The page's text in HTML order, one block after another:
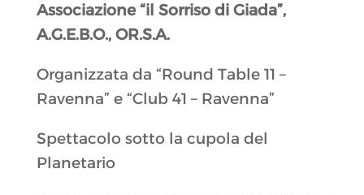
Associazione “il Sorriso di Giada”,
A.G.E.B.O., OR.S.A.
Organizzata da “Round Table 11 –
Ravenna” e “Club 41 – Ravenna”
Spettacolo sotto la cupola del
Planetario